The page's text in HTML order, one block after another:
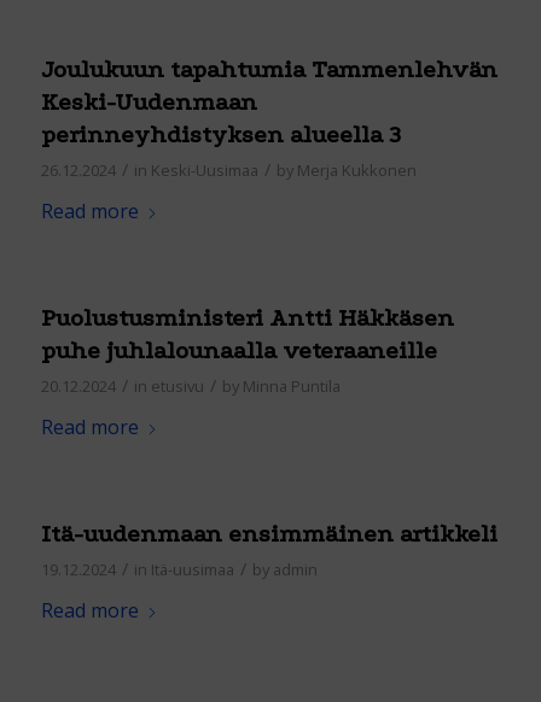
Joulukuun tapahtumia Tammenlehvän
Keski-Uudenmaan
perinneyhdistyksen alueella 3
26.12.2024 / in Keski-Uusimaa / by Merja Kukkonen
Read more
Puolustusministeri Antti Häkkäsen
puhe juhlalounaalla veteraaneille
20.12.2024 / in etusivu / by Minna Puntila
Read more
Itä-uudenmaan ensimmäinen artikkeli
19.12.2024 / in Itä-uusimaa / by admin
Read more